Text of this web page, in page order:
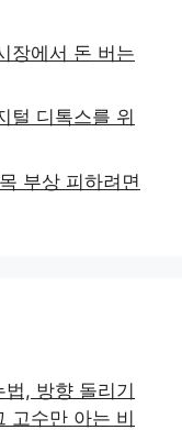
장에서 돈 버는
털 디톡스를 위
부상 피하려면
, 방향 돌리기
고수만 아는 비